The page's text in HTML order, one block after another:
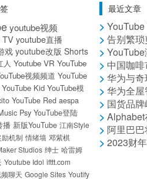
youtube视频
TVyoutube直播
戏 youtube改版 Shorts
人 Youtube VR YouTube
视频频道 YouTube
YouTube Kid YouTube模
YouTube Red aespa
Psy YouTube登陆
播 新版YouTube 江南Style
机制 情绪墙 邓紫棋
Studios 绅士 哈雷姆
Youtube Idol ifttt.com
聊天 Google Sites Youtify
最近文章
派拉蒙频
告别繁
Veo模型
宴
至精彩部
中国咖
量全球第一
华为与奇
Model Y”
位
华为全
布，带来
国货品
亿的品牌
创新AI功
阿里巴
代最开放
2023财